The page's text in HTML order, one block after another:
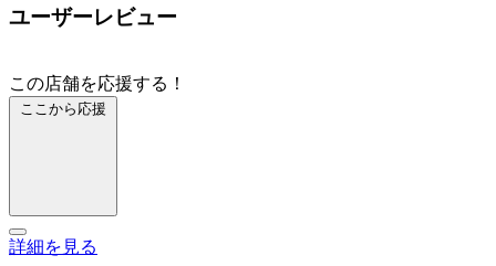
ユーザーレビュー
この店舗を応援する！
ここから応援
詳細を見る